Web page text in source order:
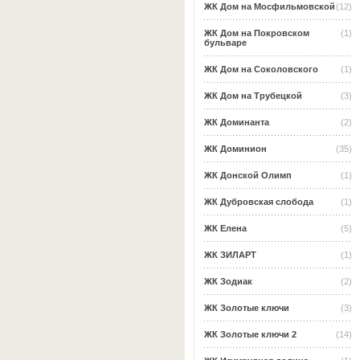
(12)
ЖК Дом на Мосфильмовской
(1)
ЖК Дом на Покровском
бульваре
(1)
ЖК Дом на Соколовского
(3)
ЖК Дом на Трубецкой
(2)
ЖК Доминанта
(35)
ЖК Доминион
(1)
ЖК Донской Олимп
(1)
ЖК Дубровская слобода
(5)
ЖК Елена
(1)
ЖК ЗИЛАРТ
(2)
ЖК Зодиак
(3)
ЖК Золотые ключи
(14)
ЖК Золотые ключи 2